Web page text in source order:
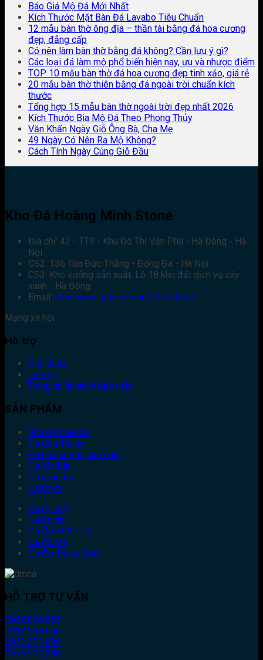
Báo Giá Mộ Đá Mới Nhất
Kích Thước Mặt Bàn Đá Lavabo Tiêu Chuẩn
12 mẫu bàn thờ ông địa – thần tài bằng đá hoa cương
đẹp, đẳng cấp
Có nên làm bàn thờ bằng đá không? Cần lưu ý gì?
Các loại đá làm mộ phổ biến hiện nay, ưu và nhược điểm
TOP 10 mẫu bàn thờ đá hoa cương đẹp tinh xảo, giá rẻ
20 mẫu bàn thờ thiên bằng đá ngoài trời chuẩn kích
thước
Tổng hợp 15 mẫu bàn thờ ngoài trời đẹp nhất 2026
Kích Thước Bia Mộ Đá Theo Phong Thủy
Văn Khấn Ngày Giỗ Ông Bà, Cha Mẹ
49 Ngày Có Nên Ra Mộ Không?
Cách Tính Ngày Cúng Giỗ Đầu
Kho Đá Hoàng Minh Stone
Địa chỉ: 42 - TT9 - Khu Đô Thị Văn Phú - Hà Đông - Hà
Nội
CS2: 136 Tôn Đức Thắng - Đống Đa - Hà Nội
CS3: Kho xưởng sản xuất: Lô 18 khu đất dịch vụ cây
xanh - Hà Đông
Email: khodahoangminhstone@gmail.com
Mạng xã hội
Hỗ trợ
Giới thiệu
Liên hệ
Trang chính sách bảo mật
SẢN PHẨM
Bàn Đá Lavabo
Đá Cầu Thang
Đá hoa cương cao cấp
Đá Marble
Đá nhân tạo
Đá Onyx
Đá ốp bếp
Đá ốp lát
Đá Ốp Mặt Tiền
Đá ốp mộ
Đá Ốp Thang Máy
HỖ TRỢ TƯ VẤN
0924.666.555
0912.296.696
0942.373.696
0975.917.286